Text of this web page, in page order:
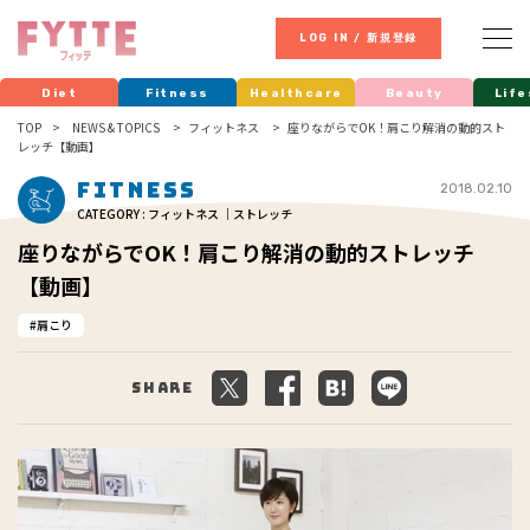
LOG IN / 新規登録
Diet Fitness Healthcare Beauty
TOP NEWS & TOPICS フィットネス
座りながらでOK！肩こり解消の動的スト
レッチ【動画】
Fitness
CATEGORY : フィットネス ｜ストレッチ
2018.02.10
座りながらでOK！肩こり解消の動的ストレッチ
【動画】
肩こり
Share